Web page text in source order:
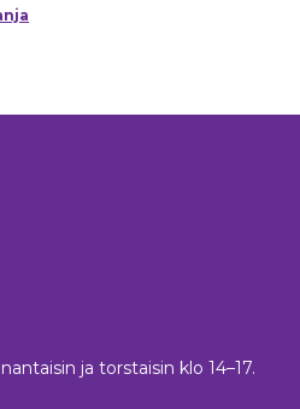
ja torstaisin klo 14–17.